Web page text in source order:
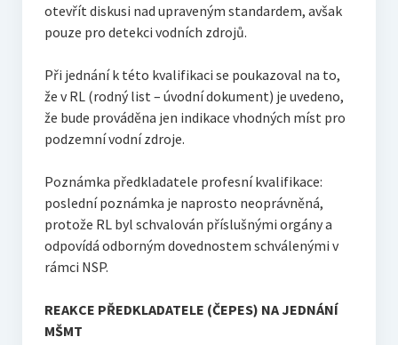
otevřít diskusi nad upraveným standardem, avšak
pouze pro detekci vodních zdrojů.
Při jednání k této kvalifikaci se poukazoval na to,
že v RL (rodný list – úvodní dokument) je uvedeno,
že bude prováděna jen indikace vhodných míst pro
podzemní vodní zdroje.
Poznámka předkladatele profesní kvalifikace:
poslední poznámka je naprosto neoprávněná,
protože RL byl schvalován příslušnými orgány a
odpovídá odborným dovednostem schválenými v
rámci NSP.
REAKCE PŘEDKLADATELE (ČEPES) NA JEDNÁNÍ
MŠMT